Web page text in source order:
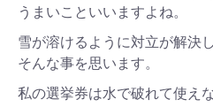
うまいこといいますよね。
雪が溶けるように対立が解決
そんな事を思います。
私の選挙券は水で破れて使え